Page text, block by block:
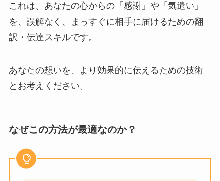
これは、あなたの心からの「感謝」や「気遣い」
を、誤解なく、まっすぐに相手に届けるための翻
訳・伝達スキルです。
あなたの想いを、より効果的に伝えるための技術
とお考えください。
なぜこの方法が最適なのか？